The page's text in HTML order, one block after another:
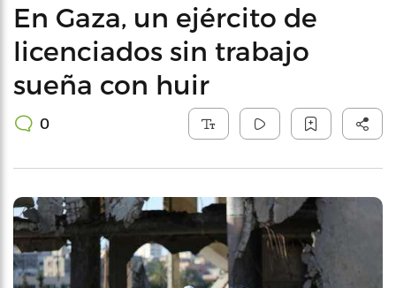
En Gaza, un ejército de
licenciados sin trabajo
sueña con huir
0